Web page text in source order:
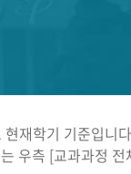
재학기 기준입니
우측 [교과과정